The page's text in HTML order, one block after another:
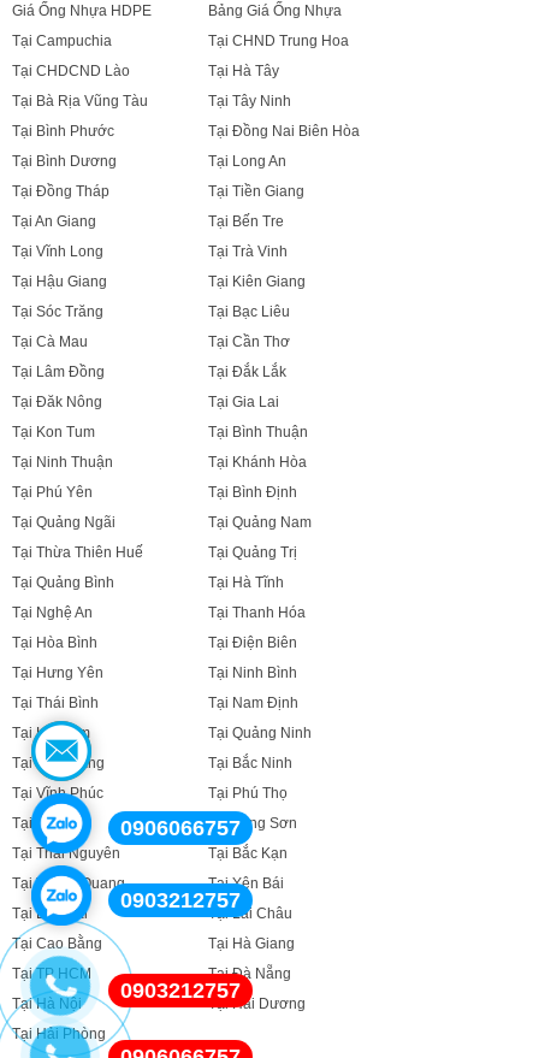
Giá Ống Nhựa HDPE
Bảng Giá Ống Nhựa
Tại Campuchia
Tại CHND Trung Hoa
Tại CHDCND Lào
Tại Hà Tây
Tại Bà Rịa Vũng Tàu
Tại Tây Ninh
Tại Bình Phước
Tại Đồng Nai Biên Hòa
Tại Bình Dương
Tại Long An
Tại Đồng Tháp
Tại Tiền Giang
Tại An Giang
Tại Bến Tre
Tại Vĩnh Long
Tại Trà Vinh
Tại Hậu Giang
Tại Kiên Giang
Tại Sóc Trăng
Tại Bạc Liêu
Tại Cà Mau
Tại Cần Thơ
Tại Lâm Đồng
Tại Đắk Lắk
Tại Đăk Nông
Tại Gia Lai
Tại Kon Tum
Tại Bình Thuận
Tại Ninh Thuận
Tại Khánh Hòa
Tại Phú Yên
Tại Bình Định
Tại Quảng Ngãi
Tại Quảng Nam
Tại Thừa Thiên Huế
Tại Quảng Trị
Tại Quảng Bình
Tại Hà Tĩnh
Tại Nghệ An
Tại Thanh Hóa
Tại Hòa Bình
Tại Điện Biên
Tại Hưng Yên
Tại Ninh Bình
Tại Thái Bình
Tại Nam Định
Tại Hà Nam
Tại Quảng Ninh
Tại Bắc Giang
Tại Bắc Ninh
Tại Vĩnh Phúc
Tại Phú Thọ
Tại Sơn La
Tại Lạng Sơn
Tại Thái Nguyên
Tại Bắc Kạn
Tại Tuyên Quang
Tại Yên Bái
Tại Lào Cai
Tại Lai Châu
Tại Cao Bằng
Tại Hà Giang
Tại TP HCM
Tại Đà Nẵng
Tại Hà Nội
Tại Hải Dương
Tại Hải Phòng
0903212757
0903212757
0906066757